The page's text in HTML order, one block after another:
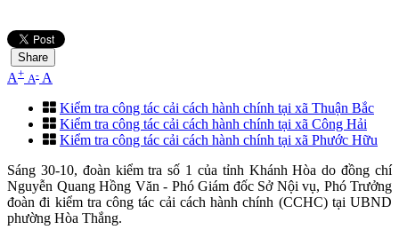
Share
A+ A- A
Kiểm tra công tác cải cách hành chính tại xã Thuận Bắc
Kiểm tra công tác cải cách hành chính tại xã Công Hải
Kiểm tra công tác cải cách hành chính tại xã Phước Hữu
Sáng 30-10, đoàn kiểm tra số 1 của tỉnh Khánh Hòa do đồng chí
Nguyễn Quang Hồng Văn - Phó Giám đốc Sở Nội vụ, Phó Trưởng
đoàn đi kiểm tra công tác cải cách hành chính (CCHC) tại UBND
phường Hòa Thắng.